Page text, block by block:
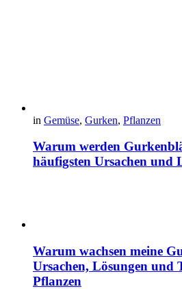
in Gemüse, Gurken, Pflanzen
Warum werden
häufigsten Ursachen und
Warum wachsen meine
Ursachen, Lösungen und
Pflanzen